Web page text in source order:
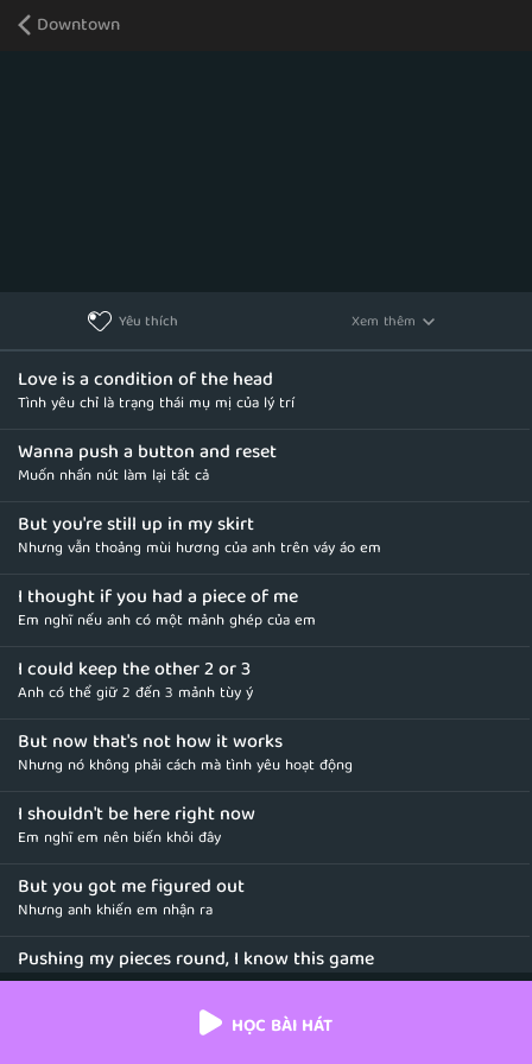
Downtown
Yêu thích Xem thêm
Love is a condition of the head
Tình yêu chỉ là trạng thái mụ mị của lý trí
Wanna push a button and reset
Muốn nhấn nút làm lại tất cả
But you're still up in my skirt
Nhưng vẫn thoảng mùi hương của anh trên váy áo em
I thought if you had a piece of me
Em nghĩ nếu anh có một mảnh ghép của em
I could keep the other 2 or 3
Anh có thể giữ 2 đến 3 mảnh tùy ý
But now that's not how it works
Nhưng nó không phải cách mà tình yêu hoạt động
I shouldn't be here right now
Em nghĩ em nên biến khỏi đây
But you got me figured out
Nhưng anh khiến em nhận ra
Pushing my pieces round, I know this game
Rồi xoay em như chong chóng , em biết trò này rồi
HỌC BÀI HÁT